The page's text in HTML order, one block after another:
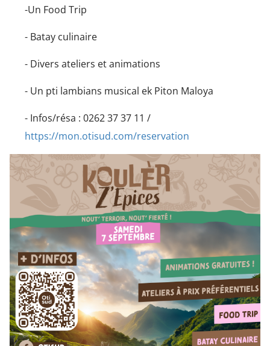
-Un Food Trip
- Batay culinaire
- Divers ateliers et animations
- Un pti lambians musical ek Piton Maloya
- Infos/résa : 0262 37 37 11 /
https://mon.otisud.com/reservation